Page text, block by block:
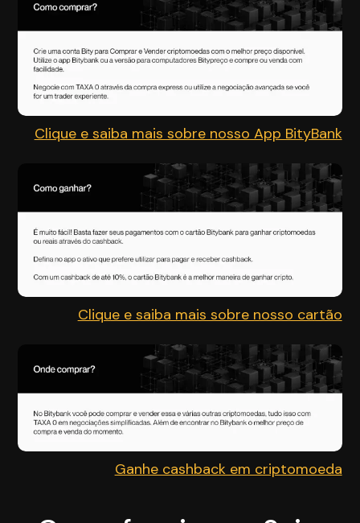
Clique e saiba mais sobre nosso App BityBank
Clique e saiba mais sobre nosso cartão
Ganhe cashback em criptomoeda